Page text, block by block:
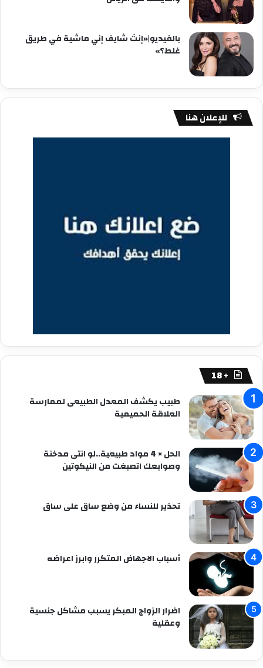
بالفيديو|«إنتَ شايف إني ماشية في طريق
غلط؟»
للإعلان هنا
+ 18
طبيب يكشف المعدل الطبيعى لممارسة
العلاقة الحميمية
الحل × 4 مواد طبيعية..لو انتى مدخنة
وصوابعك اتصبغت من النيكوتين
تحذير للنساء من وضع ساق على ساق
أسباب الاجهاض المتكرر وابرز اعراضه
اضرار الزواج المبكر يسبب مشاكل جنسية
وعقلية